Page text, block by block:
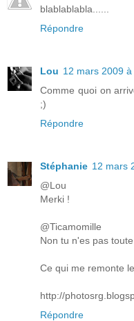
blablablabla......
Répondre
Lou 12 mars 2009
Comme quoi on
;)
Répondre
Stéphanie 12 mars
@Lou
Merki !
@Ticamomille
Non tu n'es pas
Ce qui me remonte
http://
Répondre